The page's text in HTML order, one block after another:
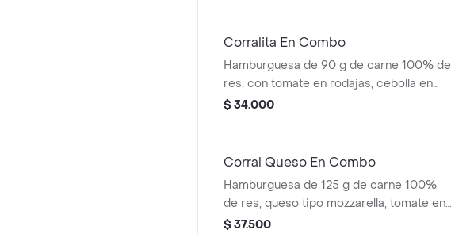
Corralita En Combo
Hamburguesa de 90 g de carne 100% de
res, con tomate en rodajas, cebolla en
rodajas, lechuga, salsa blanca y salsa de
$ 34.000
Corral Queso En Combo
Hamburguesa de 125 g de carne 100%
de res, queso tipo mozzarella, tomate en
rodajas, cebolla en rodajas, lechuga y
$ 37.500